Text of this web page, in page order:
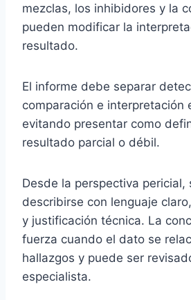
mezclas, los inhibidores y la
pueden modificar la
resultado.
El informe debe separar
comparación e interpretación
evitando presentar como
resultado parcial o débil.
Desde la perspectiva pericial,
describirse con lenguaje
y justificación técnica. La
fuerza cuando el dato se
hallazgos y puede ser
especialista.